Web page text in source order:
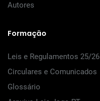
Autores
Formação
Leis e Regulamentos 25/26
Circulares e Comunicados
Glossário